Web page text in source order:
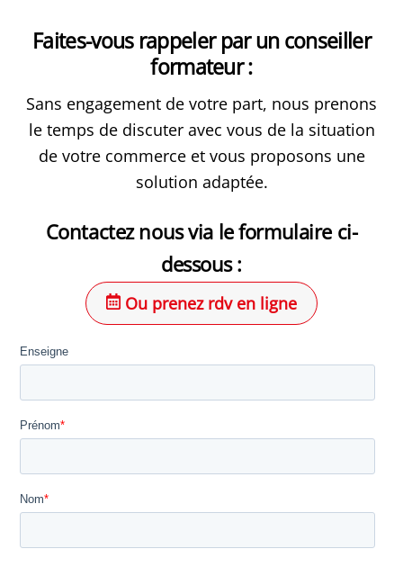
Faites-vous rappeler par un conseiller
formateur :
Sans engagement de votre part, nous prenons
le temps de discuter avec vous de la situation
de votre commerce et vous proposons une
solution adaptée.
Contactez nous via le formulaire ci-
dessous :
Ou prenez rdv en ligne